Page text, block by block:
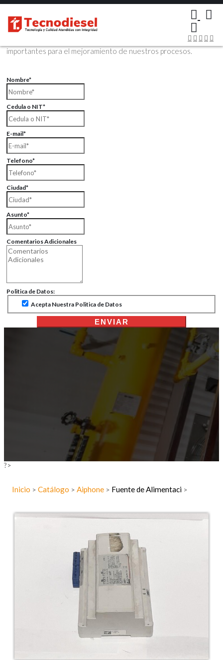
Contáctenos Vía Email
Envíenos sus datos con sus comentarios, sus opiniones son muy
importantes para el mejoramiento de nuestros procesos.
Nombre*
Cedula o NIT*
E-mail*
Telefono*
Ciudad*
Asunto*
Comentarios Adicionales
Politica de Datos:
Acepta Nuestra Politica de Datos
ENVIAR
?>
Inicio > Catálogo > Aiphone > Fuente de Alimentaci >